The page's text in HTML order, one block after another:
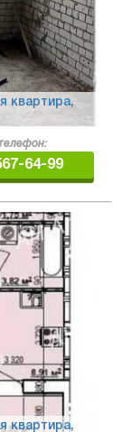
квартира,
64-99
квартира,